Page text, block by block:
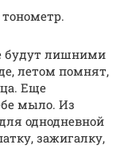
будут лишними
летом помнят,
Еще
мыло. Из
однодневной
зажигалку,